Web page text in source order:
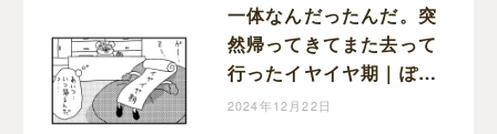
一体なんだったんだ。突
然帰ってきてまた去って
行ったイヤイヤ期｜ぽこ
たろー育児漫画
2024年12月22日